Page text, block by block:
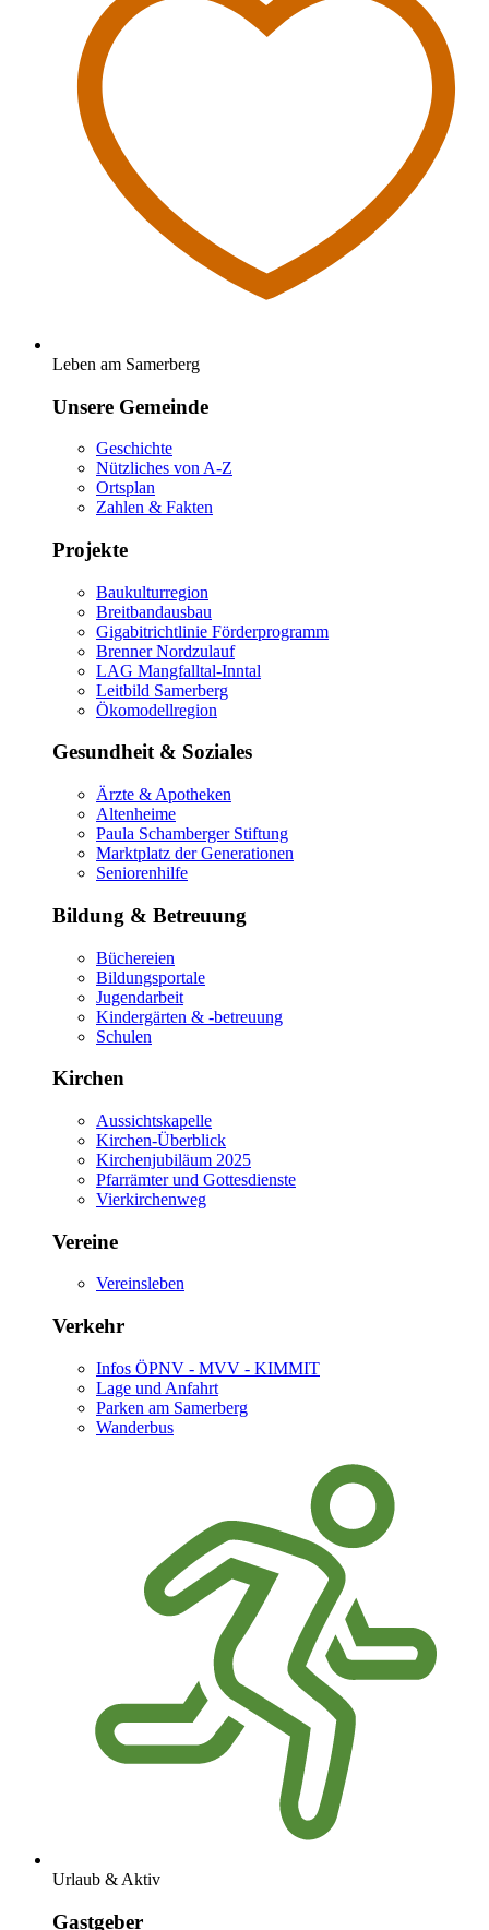
Leben am Samerberg
Unsere Gemeinde
Geschichte
Nützliches von A-Z
Ortsplan
Zahlen & Fakten
Projekte
Baukulturregion
Breitbandausbau
Gigabitrichtlinie Förderprogramm
Brenner Nordzulauf
LAG Mangfalltal-Inntal
Leitbild Samerberg
Ökomodellregion
Gesundheit & Soziales
Ärzte & Apotheken
Altenheime
Paula Schamberger Stiftung
Marktplatz der Generationen
Seniorenhilfe
Bildung & Betreuung
Büchereien
Bildungsportale
Jugendarbeit
Kindergärten & -betreuung
Schulen
Kirchen
Aussichtskapelle
Kirchen-Überblick
Kirchenjubiläum 2025
Pfarrämter und Gottesdienste
Vierkirchenweg
Vereine
Vereinsleben
Verkehr
Infos ÖPNV - MVV - KIMMIT
Lage und Anfahrt
Parken am Samerberg
Wanderbus
Urlaub & Aktiv
Gastgeber